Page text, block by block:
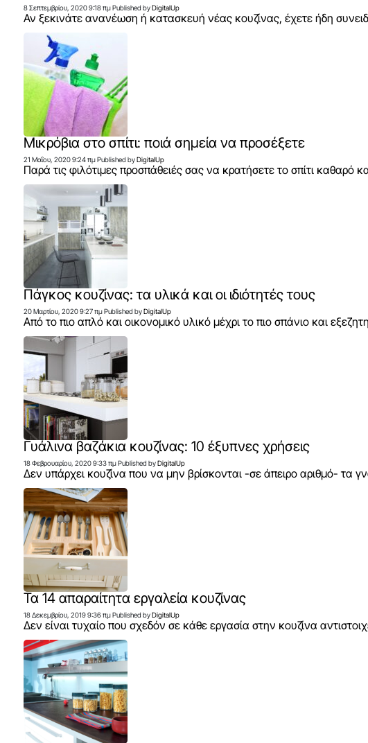
8 Σεπτεμβρίου, 2020 9:18 πμ Published by DigitalUp
Αν ξεκινάτε ανανέωση ή κατασκευή νέας κουζίνας, έχετε ήδη
Mικρόβια στο σπίτι: ποιά σημεία να προσέξετε
21 Μαΐου, 2020 9:24 πμ Published by DigitalUp
Παρά τις φιλότιμες προσπάθειές σας να κρατήσετε το σπίτι
Πάγκος κουζίνας: τα υλικά και οι ιδιότητές τους
20 Μαρτίου, 2020 9:27 πμ Published by DigitalUp
Από το πιο απλό και οικονομικό υλικό μέχρι το πιο σπάνιο και
Γυάλινα βαζάκια κουζίνας: 10 έξυπνες χρήσεις
18 Φεβρουαρίου, 2020 9:33 πμ Published by DigitalUp
Δεν υπάρχει κουζίνα που να μην βρίσκονται -σε άπειρο αριθμό- τα
Τα 14 απαραίτητα εργαλεία κουζίνας
18 Δεκεμβρίου, 2019 9:36 πμ Published by DigitalUp
Δεν είναι τυχαίο που σχεδόν σε κάθε εργασία στην κουζίνα